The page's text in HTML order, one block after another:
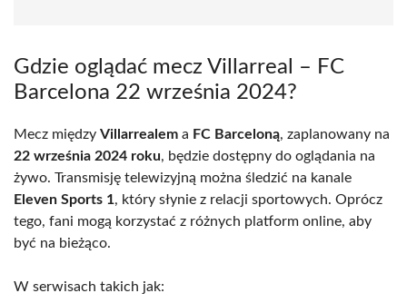
Gdzie oglądać mecz Villarreal – FC
Barcelona 22 września 2024?
Mecz między Villarrealem a FC Barceloną, zaplanowany na
22 września 2024 roku, będzie dostępny do oglądania na
żywo. Transmisję telewizyjną można śledzić na kanale
Eleven Sports 1, który słynie z relacji sportowych. Oprócz
tego, fani mogą korzystać z różnych platform online, aby
być na bieżąco.
W serwisach takich jak: